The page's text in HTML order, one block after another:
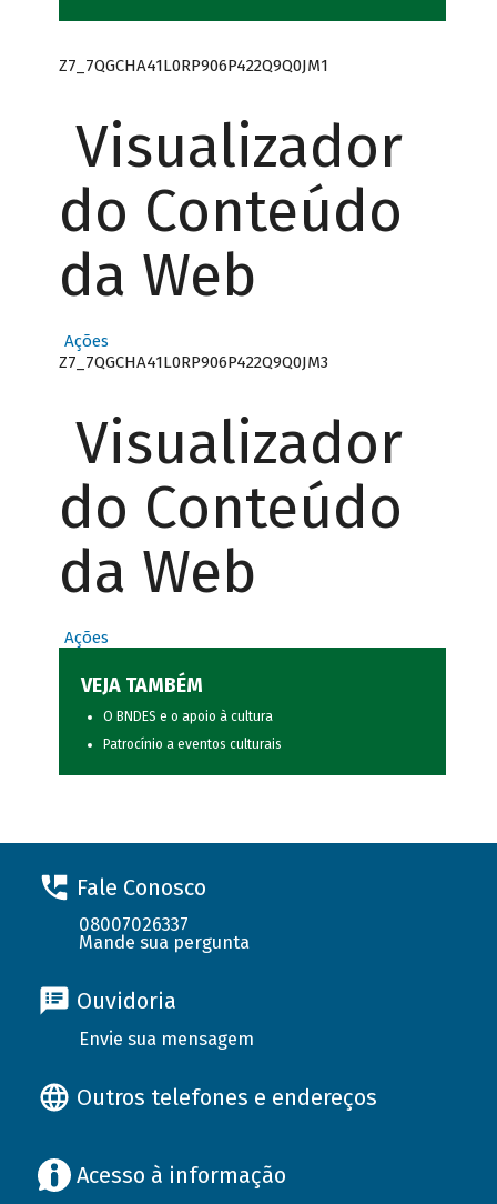
Z7_7QGCHA41L0RP906P422Q9Q0JM1
Visualizador
do Conteúdo
da Web
Ações
Z7_7QGCHA41L0RP906P422Q9Q0JM3
Visualizador
do Conteúdo
da Web
Ações
VEJA TAMBÉM
O BNDES e o apoio à cultura
Patrocínio a eventos culturais
Fale Conosco
08007026337
Mande sua pergunta
Ouvidoria
Envie sua mensagem
Outros telefones e endereços
Acesso à informação